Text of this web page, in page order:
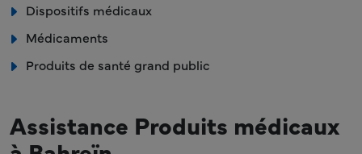
Dispositifs médicaux
Médicaments
Produits de santé grand public
Assistance Produits médicaux